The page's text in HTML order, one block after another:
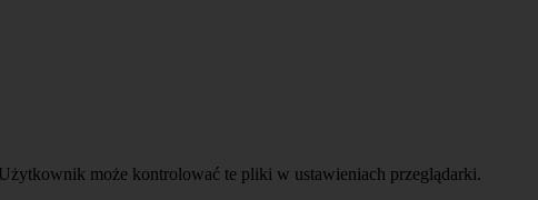
może kontrolować te pliki w ustawieniach przeglądarki.